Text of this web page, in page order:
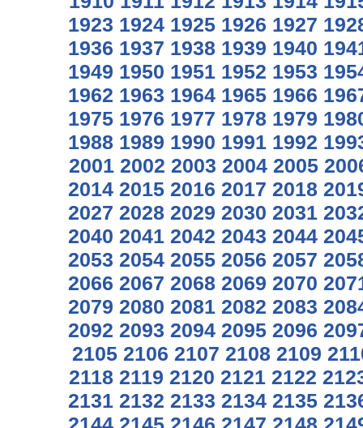
1923 1924 1925 1926 1927
1936 1937 1938 1939 1940
1949 1950 1951 1952 1953
1962 1963 1964 1965 1966
1975 1976 1977 1978 1979
1988 1989 1990 1991 1992
2001 2002 2003 2004 2005
2014 2015 2016 2017 2018
2027 2028 2029 2030 2031
2040 2041 2042 2043 2044
2053 2054 2055 2056 2057
2066 2067 2068 2069 2070
2079 2080 2081 2082 2083
2092 2093 2094 2095 2096
2105 2106 2107 2108 2109
2118 2119 2120 2121 2122
2131 2132 2133 2134 2135